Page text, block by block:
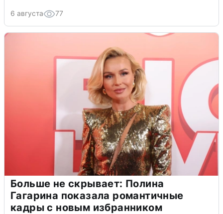
6 августа 77
Больше не скрывает: Полина
Гагарина показала романтичные
кадры с новым избранником